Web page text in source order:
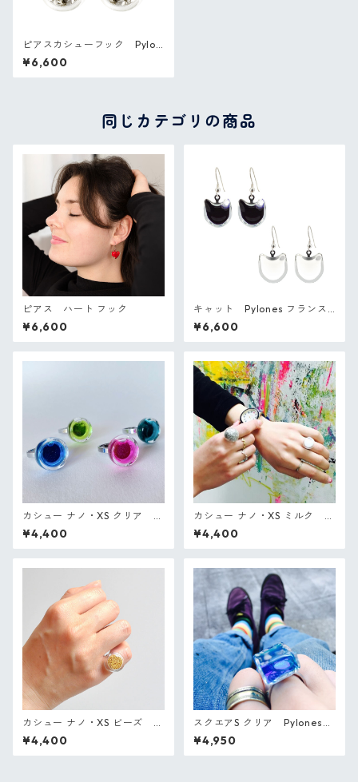
ピアスカシューフック Pylon
es フランス ガラスのピアス
¥6,600
同じカテゴリの商品
ピアス ハート フック
¥6,600
キャット Pylones フランス
ガラスのピアス
¥6,600
カシュー ナノ・XS クリア P
ylones フランス ガラスのリン
グ
¥4,400
カシュー ナノ・XS ミルク P
ylones フランス ガラスのリン
グ
¥4,400
カシュー ナノ・XS ビーズ P
ylones フランス ガラスのリン
グ
¥4,400
スクエアS クリア Pylones
フランス ガラスのリング
¥4,950